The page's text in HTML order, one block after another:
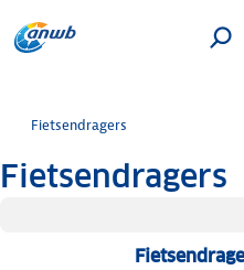
Fietsendragers
Fietsendragers